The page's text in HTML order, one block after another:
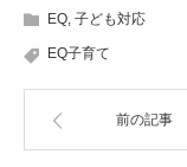
EQ 子ども対応
EQ子育て
前の記事